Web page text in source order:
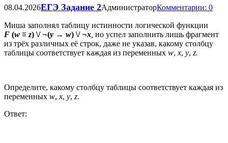
08.04.2026ЕГЭ Задание 2АдминистраторКомментарии: 0
Миша заполнял таблицу истинности логической функции
F (w ≡ z) \/¬(y → w) \/¬x но успел заполнить лишь фрагмент
из трёх различных её строк, даже не указав, какому столбцу
таблицы соответствует каждая из переменных w, x, y, z.
Определите, какому столбцу таблицы соответствует каждая из
переменных w, x, y, z.
Ответ: